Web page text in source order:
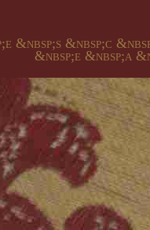
&nbsp;s &nbsp;c
&nbsp;e &nbsp;a